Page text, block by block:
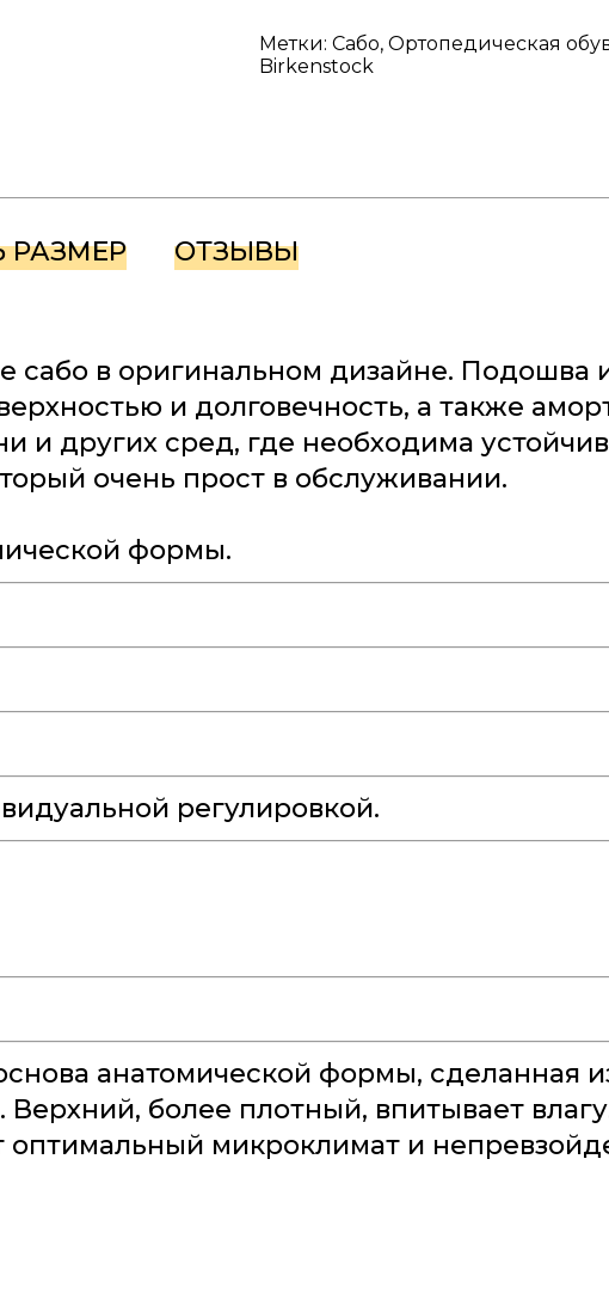
Метки: Сабо, Ортопедическая
Birkenstock
РАЗМЕР ОТЗЫВЫ
сабо в оригинальном дизайне. Подошва
и долговечность, а также
и других сред, где необходима
очень прост в обслуживании.
формы.
регулировкой.
анатомической формы, сделанная
более плотный, впитывает
микроклимат и